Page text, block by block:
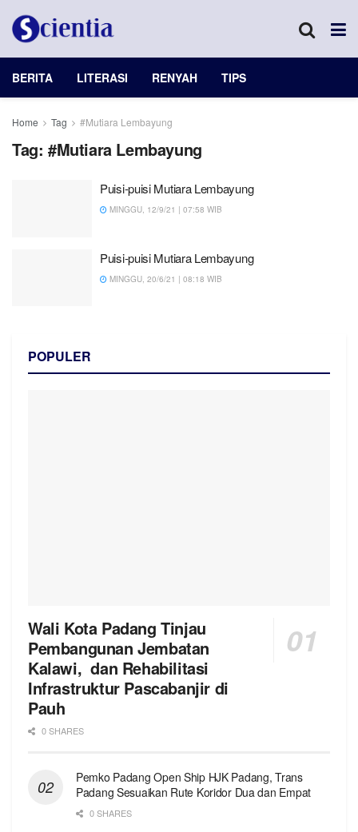
BERITA LITERASI RENYAH TIPS
Home Tag #Mutiara Lembayung
Tag: #Mutiara Lembayung
Puisi-puisi Mutiara Lembayung
MINGGU, 12/9/21 | 07:58 WIB
Puisi-puisi Mutiara Lembayung
MINGGU, 20/6/21 | 08:18 WIB
POPULER
Wali Kota Padang Tinjau
Pembangunan Jembatan
Kalawi, dan Rehabilitasi
Infrastruktur Pascabanjir di
Pauh
0 SHARES
Pemko Padang Open Ship HJK Padang, Trans
Padang Sesuaikan Rute Koridor Dua dan Empat
0 SHARES